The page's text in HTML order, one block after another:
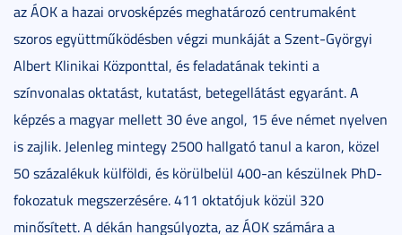
az ÁOK a hazai orvosképzés meghatározó centrumaként
szoros együttműködésben végzi munkáját a Szent-Györgyi
Albert Klinikai Központtal, és feladatának tekinti a
színvonalas oktatást, kutatást, betegellátást egyaránt. A
képzés a magyar mellett 30 éve angol, 15 éve német nyelven
is zajlik. Jelenleg mintegy 2500 hallgató tanul a karon, közel
50 százalékuk külföldi, és körülbelül 400-an készülnek PhD-
fokozatuk megszerzésére. 411 oktatójuk közül 320
minősített. A dékán hangsúlyozta, az ÁOK számára a